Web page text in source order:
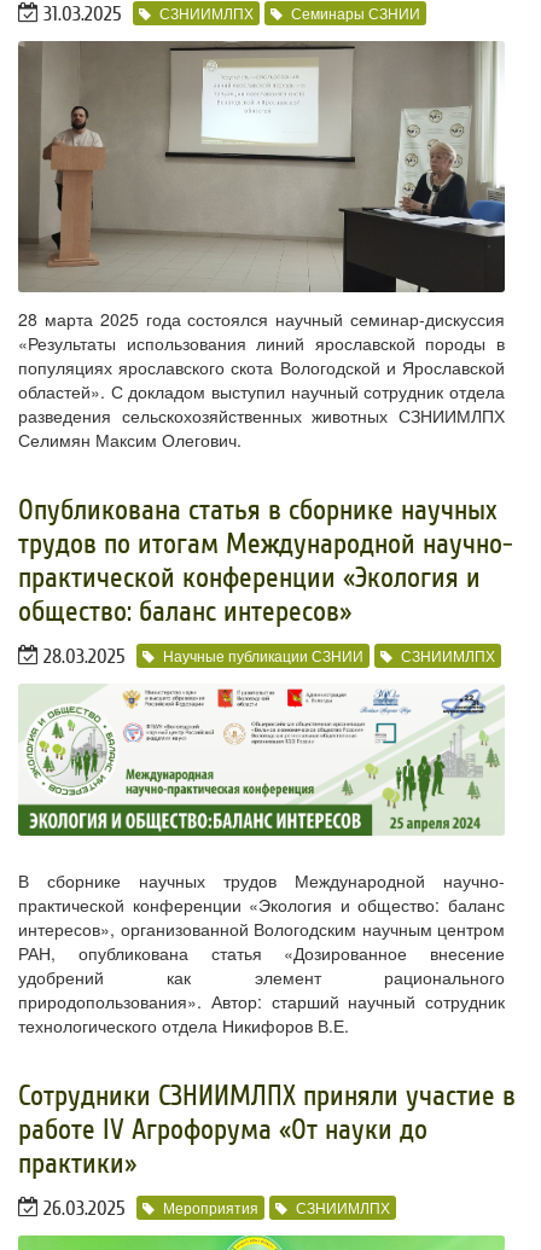
31.03.2025 СЗНИИМЛПХ Семинары СЗНИИ
28 марта 2025 года состоялся научный семинар-дискуссия
«Результаты использования линий ярославской породы в
популяциях ярославского скота Вологодской и Ярославской
областей». С докладом выступил научный сотрудник отдела
разведения сельскохозяйственных животных СЗНИИМЛПХ
Селимян Максим Олегович.
​Опубликована статья в сборнике научных
трудов по итогам Международной научно-
практической конференции «Экология и
общество: баланс интересов»
28.03.2025 Научные публикации СЗНИИ СЗНИИМЛПХ
В сборнике научных трудов Международной научно-
практической конференции «Экология и общество: баланс
интересов», организованной Вологодским научным центром
РАН, опубликована статья «Дозированное внесение
удобрений как элемент рационального
природопользования». Автор: старший научный сотрудник
технологического отдела Никифоров В.Е.
​Сотрудники СЗНИИМЛПХ приняли участие в
работе IV Агрофорума «От науки до
практики»
26.03.2025 Мероприятия СЗНИИМЛПХ